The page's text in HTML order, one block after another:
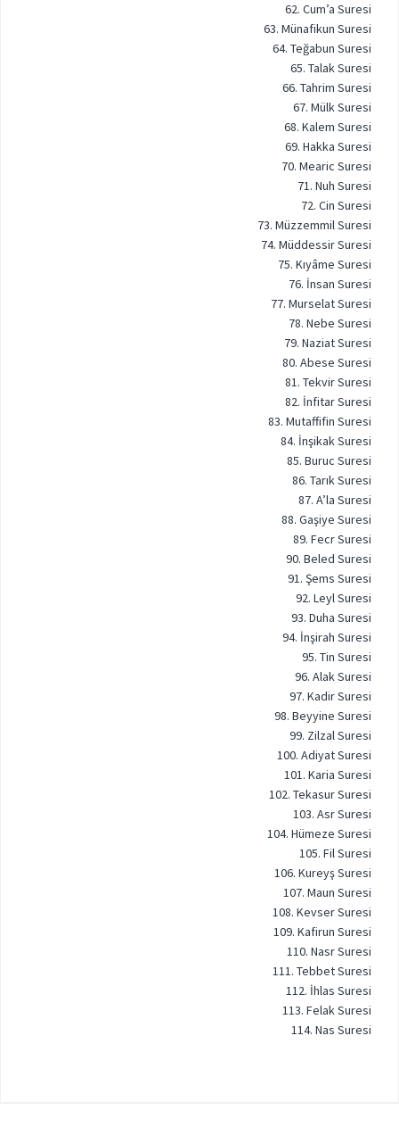
62. Cum’a Suresi
63. Münafikun Suresi
64. Teğabun Suresi
65. Talak Suresi
66. Tahrim Suresi
67. Mülk Suresi
68. Kalem Suresi
69. Hakka Suresi
70. Mearic Suresi
71. Nuh Suresi
72. Cin Suresi
73. Müzzemmil Suresi
74. Müddessir Suresi
75. Kıyâme Suresi
76. İnsan Suresi
77. Murselat Suresi
78. Nebe Suresi
79. Naziat Suresi
80. Abese Suresi
81. Tekvir Suresi
82. İnfitar Suresi
83. Mutaffifin Suresi
84. İnşikak Suresi
85. Buruc Suresi
86. Tarık Suresi
87. A’la Suresi
88. Gaşiye Suresi
89. Fecr Suresi
90. Beled Suresi
91. Şems Suresi
92. Leyl Suresi
93. Duha Suresi
94. İnşirah Suresi
95. Tin Suresi
96. Alak Suresi
97. Kadir Suresi
98. Beyyine Suresi
99. Zilzal Suresi
100. Adiyat Suresi
101. Karia Suresi
102. Tekasur Suresi
103. Asr Suresi
104. Hümeze Suresi
105. Fil Suresi
106. Kureyş Suresi
107. Maun Suresi
108. Kevser Suresi
109. Kafirun Suresi
110. Nasr Suresi
111. Tebbet Suresi
112. İhlas Suresi
113. Felak Suresi
114. Nas Suresi